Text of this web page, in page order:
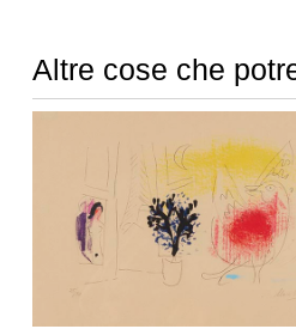
Altre cose che